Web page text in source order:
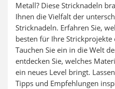
Metall? Diese Stricknadeln
Ihnen die Vielfalt der
Stricknadeln. Erfahren Sie,
besten für Ihre
Tauchen Sie ein in die Welt
entdecken Sie, welches
ein neues Level bringt.
Tipps und Empfehlungen